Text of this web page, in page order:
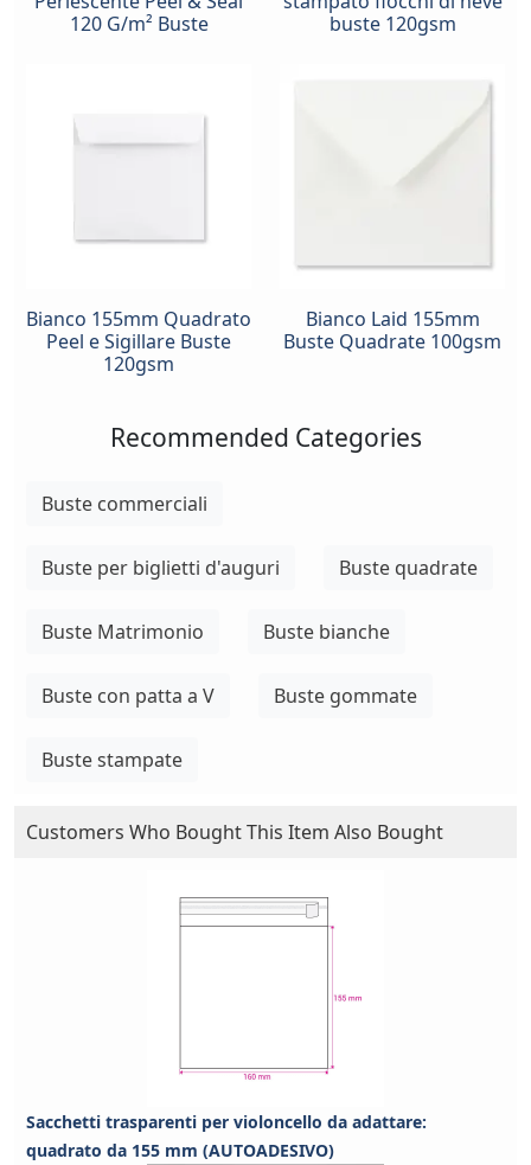
120 G/m² Buste
buste 120gsm
Bianco 155mm Quadrato
Peel e Sigillare Buste
120gsm
Bianco Laid 155mm
Buste Quadrate 100gsm
Recommended Categories
Buste commerciali
Buste per biglietti d'auguri Buste quadrate
Buste Matrimonio Buste bianche
Buste con patta a V Buste gommate
Buste stampate
Customers Who Bought This Item Also Bought
Sacchetti trasparenti per violoncello da adattare:
quadrato da 155 mm (AUTOADESIVO)